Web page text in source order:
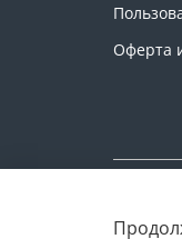
Оферта